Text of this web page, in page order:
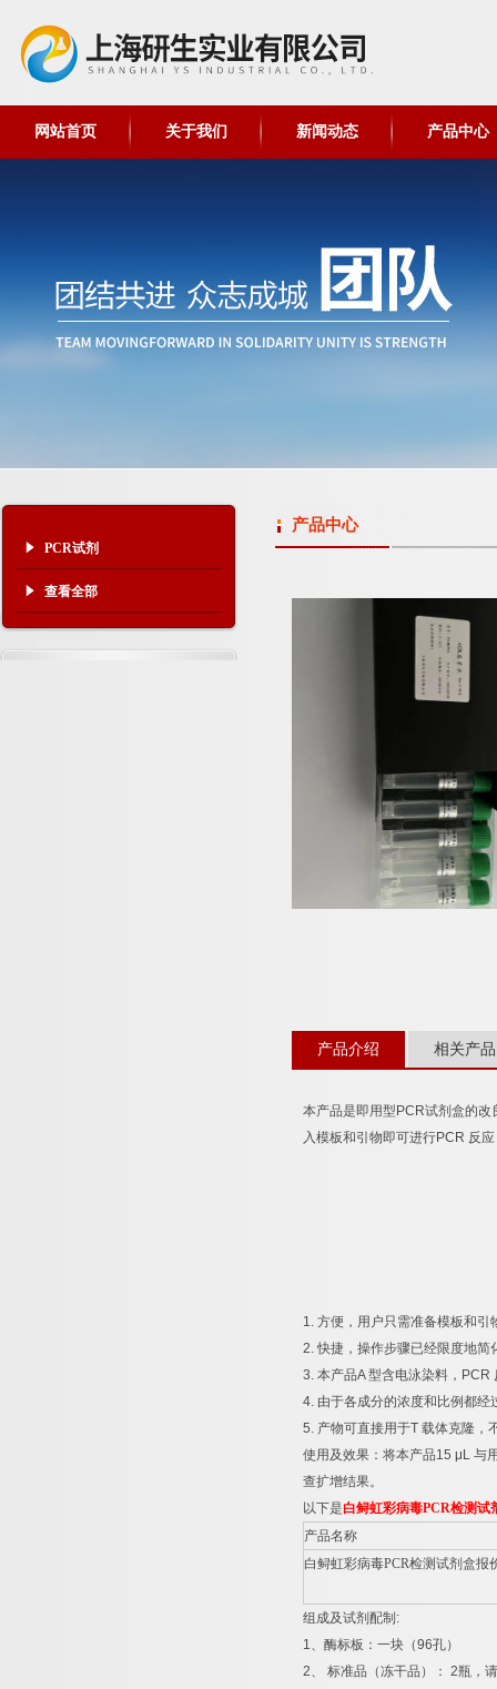
网站首页 关于我们 新闻动态 产品中心
PCR试剂
查看全部
产品中心
产品介绍 相关产品
本产品是即用型 PCR试剂盒的改
入模板和引物即可进行PCR 反
1. 方便，用户只需准备模板和引
2.快捷，操作步骤已经限度地简
3. 本产品A型含电泳染料， PCR
4. 由于各成分的浓度和比例都
5. 产物可直接用于T 载体克隆，
使用及效果：将本产品15 μL 与
查扩增结果。
以下是白鲟虹彩病毒PCR检测试
产品名称
白鲟虹彩病毒PCR检测试剂盒报
组成及试剂配制 :
1、酶标板：一块（96孔）
2、 标准品（冻干品）： 2瓶，